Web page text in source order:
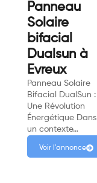
Panneau
Solaire
bifacial
Dualsun à
Evreux
Panneau Solaire
Bifacial DualSun :
Une Révolution
Énergétique Dans
un contexte…
Voir l'annonce